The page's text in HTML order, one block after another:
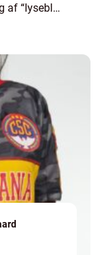
af “lyseblå